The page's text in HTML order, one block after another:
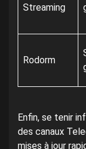
Streaming
Rodorm
Enfin, se tenir
des canaux
mises à jour